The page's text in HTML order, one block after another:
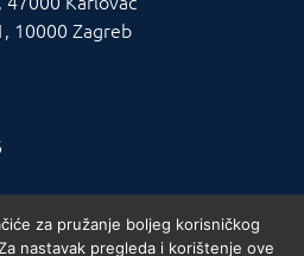
10000 Zagreb
za pružanje boljeg korisničkog
nastavak pregleda i korištenje ove